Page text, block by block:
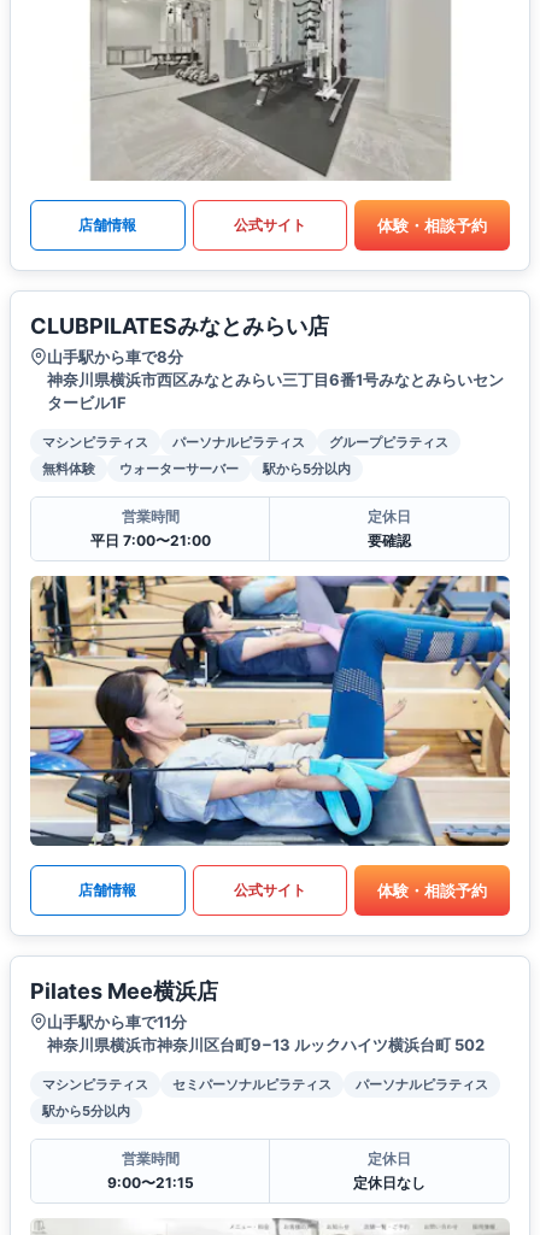
店舗情報 公式サイト 体験・相談予約
CLUBPILATESみなとみらい店
山手駅から車で8分
神奈川県横浜市西区みなとみらい三丁目6番1号みなとみらいセン
タービル1F
マシンピラティス パーソナルピラティス
グループピラティス
無料体験
ウォーターサーバー 駅から5分以内
営業時間
平日 7:00〜21:00
定休日
要確認
店舗情報 公式サイト 体験・相談予約
Pilates Mee横浜店
山手駅から車で11分
神奈川県横浜市神奈川区台町9−13 ルックハイツ横浜台町 502
マシンピラティス セミパーソナルピラティス
パーソナルピラティス
駅から5分以内
営業時間
9:00〜21:15
定休日
定休日なし